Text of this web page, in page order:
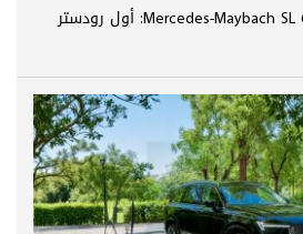
Mercedes-Maybach SL 680 Monogram Series: أول رودستر